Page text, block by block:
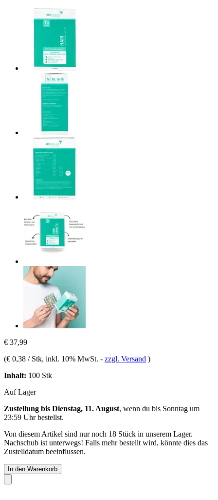
€ 37,99
(€ 0,38 / Stk, inkl. 10% MwSt. - zzgl. Versand )
Inhalt: 100 Stk
Auf Lager
Zustellung bis Dienstag, 11. August, wenn du bis Sonntag um
23:59 Uhrbestellst.
Von diesem Artikel sind nur noch 18 Stück in unserem Lager.
Nachschub ist unterwegs! Falls mehr bestellt wird, könnte dies das
Zustelldatum beeinflussen.
In den Warenkorb